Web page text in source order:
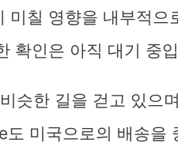
미칠 영향을 내부적
확인은 아직 대기 중
슷한 길을 걷고 있으
미국으로의 배송을